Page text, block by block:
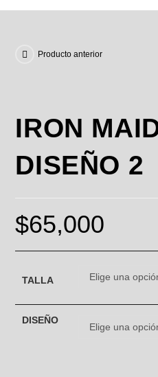
Producto anterior
IRON
DISEÑO 2
$65,000
TALLA Elige una
DISEÑO
Elige una